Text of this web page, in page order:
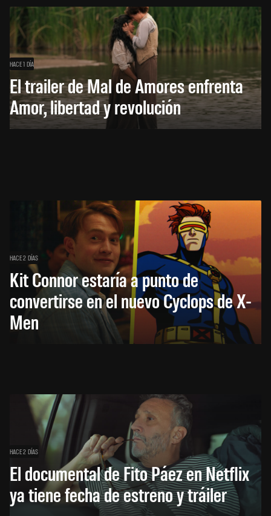
HACE 1 DÍA
El trailer de Mal de Amores enfrenta
Amor, libertad y revolución
HACE 2 DÍAS
Kit Connor estaría a punto de
convertirse en el nuevo Cyclops de X-
Men
HACE 2 DÍAS
El documental de Fito Páez en Netflix
ya tiene fecha de estreno y tráiler